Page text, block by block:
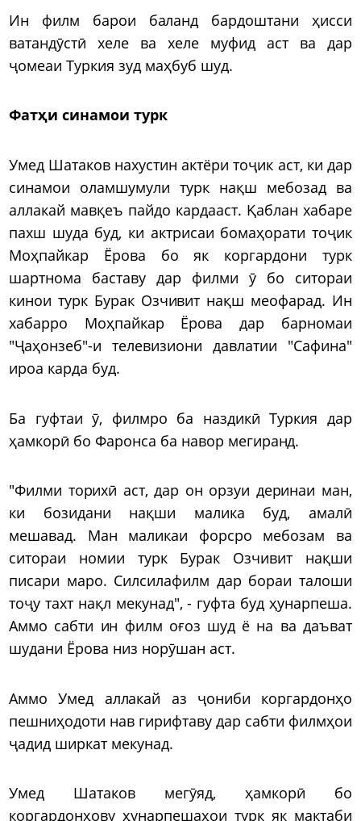
Ин филм барои баланд бардоштани ҳисси
ватандӯстӣ хеле ва хеле муфид аст ва дар
ҷомеаи Туркия зуд маҳбуб шуд.
Фатҳи синамои турк
Умед Шатаков нахустин актёри тоҷик аст, ки дар
синамои оламшумули турк нақш мебозад ва
аллакай мавқеъ пайдо кардааст. Қаблан хабаре
пахш шуда буд, ки актрисаи бомаҳорати тоҷик
Моҳпайкар Ёрова бо як коргардони турк
шартнома баставу дар филми ӯ бо ситораи
кинои турк Бурак Озчивит нақш меофарад. Ин
хабарро Моҳпайкар Ёрова дар барномаи
"Ҷаҳонзеб"-и телевизиони давлатии "Сафина"
ироа карда буд.
Ба гуфтаи ӯ, филмро ба наздикӣ Туркия дар
ҳамкорӣ бо Фаронса ба навор мегиранд.
"Филми торихӣ аст, дар он орзуи деринаи ман,
ки бозидани нақши малика буд, амалӣ
мешавад. Ман маликаи форсро мебозам ва
ситораи номии турк Бурак Озчивит нақши
писари маро. Силсилафилм дар бораи талоши
тоҷу тахт нақл мекунад", - гуфта буд ҳунарпеша.
Аммо сабти ин филм оғоз шуд ё на ва даъват
шудани Ёрова низ норӯшан аст.
Аммо Умед аллакай аз ҷониби коргардонҳо
пешниҳодоти нав гирифтаву дар сабти филмҳои
ҷадид ширкат мекунад.
Умед Шатаков мегӯяд, ҳамкорӣ бо
коргардонҳову ҳунарпешаҳои турк як мактаби